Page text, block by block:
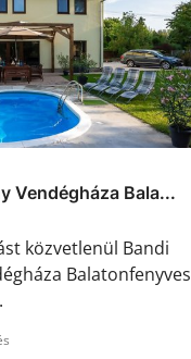
Vendégháza Bala...
közvetlenül Bandi
Balatonfenyves